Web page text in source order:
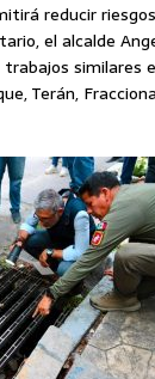
reducir
el alcalde
similares
Terán,